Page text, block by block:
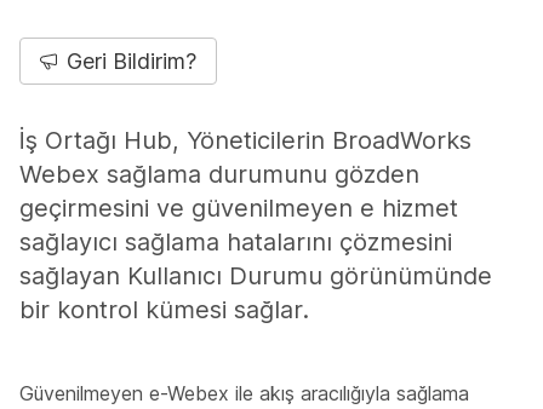
Geri Bildirim?
İş Ortağı Hub, Yöneticilerin BroadWorks
Webex sağlama durumunu gözden
geçirmesini ve güvenilmeyen e hizmet
sağlayıcı sağlama hatalarını çözmesini
sağlayan Kullanıcı Durumu görünümünde
bir kontrol kümesi sağlar.
Güvenilmeyen e-Webex ile akış aracılığıyla sağlama